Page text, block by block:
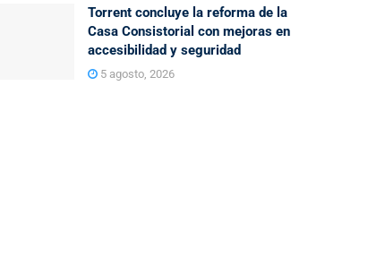
Torrent concluye la reforma de la
Casa Consistorial con mejoras en
accesibilidad y seguridad
5 agosto, 2026